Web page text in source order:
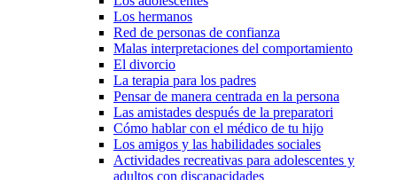
Los hermanos
Red de personas de confianza
Malas interpretaciones del comportamiento
El divorcio
La terapia para los padres
Pensar de manera centrada en la persona
Las amistades después de la preparatori
Cómo hablar con el médico de tu hijo
Los amigos y las habilidades sociales
Actividades recreativas para adolescentes y
adultos con discapacidades